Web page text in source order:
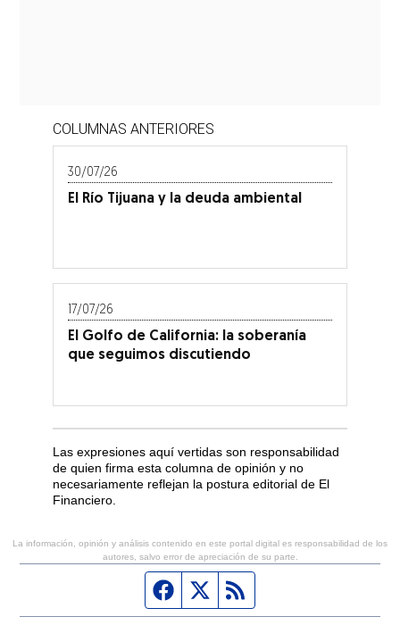
COLUMNAS ANTERIORES
30/07/26
El Río Tijuana y la deuda ambiental
17/07/26
El Golfo de California: la soberanía
que seguimos discutiendo
Las expresiones aquí vertidas son responsabilidad
de quien firma esta columna de opinión y no
necesariamente reflejan la postura editorial de El
Financiero.
La información, opinión y análisis contenido en este portal digital es responsabilidad de los
autores, salvo error de apreciación de su parte.
Página de Facebook
Fuente Twitter